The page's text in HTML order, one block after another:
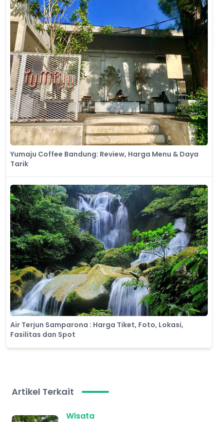
Yumaju Coffee Bandung: Review, Harga Menu & Daya
Tarik
Air Terjun Samparona : Harga Tiket, Foto, Lokasi,
Fasilitas dan Spot
Artikel Terkait
Wisata